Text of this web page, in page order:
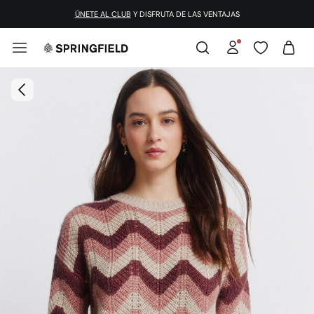
¡DESCARGA LA APP!